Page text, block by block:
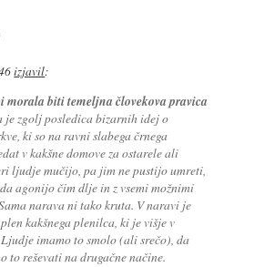
izjavil:
morala biti temeljna človekova pravica
je zgolj posledica bizarnih idej o
ki so na ravni slabega črnega
v kakšne domove za ostarele ali
ljudje mučijo, pa jim ne pustijo umreti,
agonijo čim dlje in z vsemi možnimi
narava ni tako kruta. V naravi je
kakšnega plenilca, ki je višje v
imamo to smolo (ali srečo), da
to reševati na drugačne načine.